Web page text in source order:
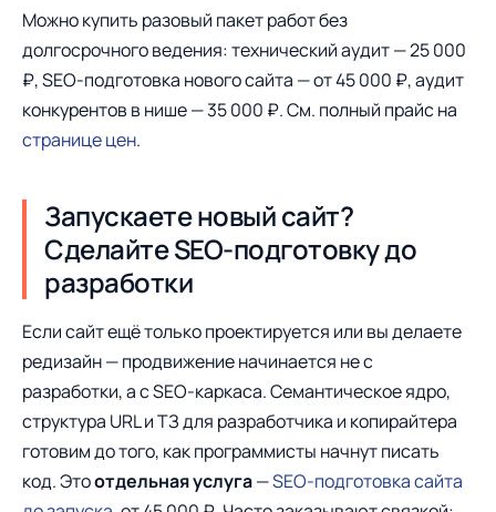
Можно купить разовый пакет работ без
долгосрочного ведения: технический аудит — 25 000
₽, SEO-подготовка нового сайта — от 45 000 ₽, аудит
конкурентов в нише — 35 000 ₽. См. полный прайс на
странице цен.
Запускаете новый сайт?
Сделайте SEO-подготовку до
разработки
Если сайт ещё только проектируется или вы делаете
редизайн — продвижение начинается не с
разработки, а с SEO-каркаса. Семантическое ядро,
структура URL и ТЗ для разработчика и копирайтера
готовим до того, как программисты начнут писать
код. Этоотдельная услуга—SEO-подготовка сайта